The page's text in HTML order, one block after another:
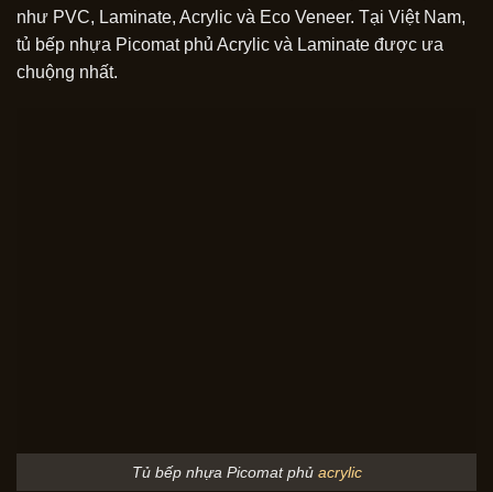
như PVC, Laminate, Acrylic và Eco Veneer. Tại Việt Nam,
tủ bếp nhựa Picomat phủ Acrylic và Laminate được ưa
chuộng nhất.
Tủ bếp nhựa Picomat phủ acrylic